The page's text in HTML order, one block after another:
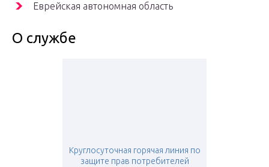
Еврейская автономная область
О службе
Круглосуточная горячая линия по
защите прав потребителей